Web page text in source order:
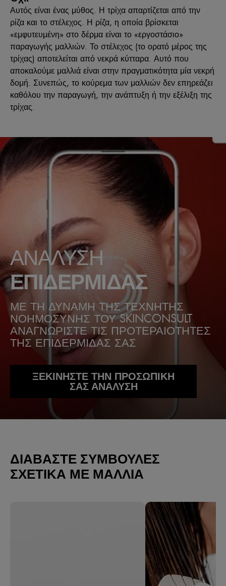
Αυτός είναι ένας μύθος. Η τρίχα απαρτίζεται από την
ρίζα και το στέλεχος. Η ρίζα, η οποία βρίσκεται
«εμφυτευμένη» στο δέρμα είναι το «εργοστάσιο»
παραγωγής μαλλιών. Το στέλεχος (το ορατό μέρος της
τρίχας) αποτελείται από νεκρά κύτταρα. Αυτό που
αποκαλούμε μαλλιά είναι στην πραγματικότητα μία νεκρή
δομή. Συνεπώς, το κούρεμα των μαλλιών δεν επηρεάζει
καθόλου την παραγωγή, την ανάπτυξη ή την εξέλιξη της
τρίχας.
ΑΝΑΛΥΣΗ
ΕΠΙΔΕΡΜΙΔΑΣ
ΜΕ ΤΗ ΔΥΝΑΜΗ ΤΗΣ ΤΕΧΝΗΤΗΣ
ΝΟΗΜΟΣΥΝΗΣ ΤΟΥ SKINCONSULT
ΑΝΑΓΝΩΡΙΣΤΕ ΤΙΣ ΠΡΟΤΕΡΑΙΟΤΗΤΕΣ
ΤΗΣ ΕΠΙΔΕΡΜΙΔΑΣ ΣΑΣ
ΞΕΚΙΝΗΣΤΕ ΤΗΝ ΠΡΟΣΩΠΙΚΗ
ΣΑΣ ΑΝΑΛΥΣΗ
ΔΙΑΒΆΣΤΕ ΣΥΜΒΟΥΛΈΣ
ΣΧΕΤΙΚΆ ΜΕ ΜΑΛΛΙΆ